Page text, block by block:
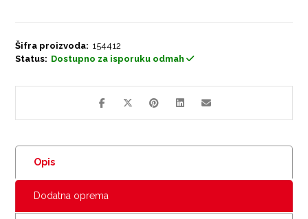
Šifra proizvoda: 154412
Status: Dostupno za isporuku odmah
Opis
Dodatna oprema